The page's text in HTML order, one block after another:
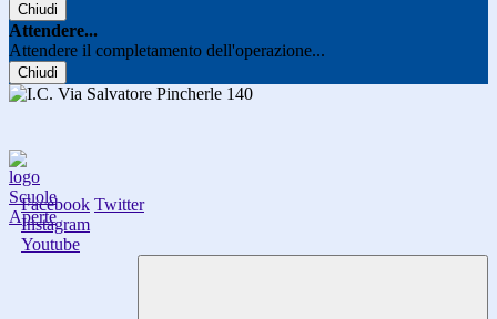
Chiudi
Attendere...
Attendere il completamento dell'operazione...
Chiudi
Facebook Twitter
Instagram
Youtube